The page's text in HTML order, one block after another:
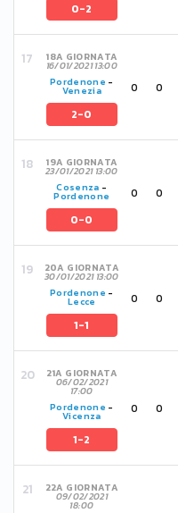
0-2
18A GIORNATA
16/01/2021 13:00
Pordenone -
Venezia
2-0
0 0
19A GIORNATA
23/01/2021 13:00
Cosenza -
Pordenone
0-0
0 0
20A GIORNATA
30/01/2021 13:00
Pordenone -
Lecce
1-1
0 0
21A GIORNATA
06/02/2021
17:00
Pordenone -
Vicenza
1-2
0 0
22A GIORNATA
09/02/2021
18:00